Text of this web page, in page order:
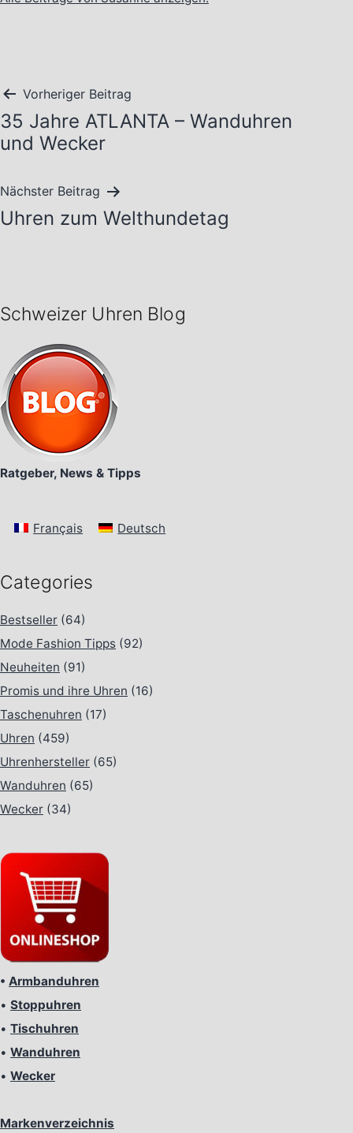
Beitragsnavigation
Vorheriger Beitrag
35 Jahre ATLANTA – Wanduhren
und Wecker
Nächster Beitrag
Uhren zum Welthundetag
Schweizer Uhren Blog
Ratgeber, News & Tipps
Français Deutsch
Categories
Bestseller (64)
Mode Fashion Tipps (92)
Neuheiten (91)
Promis und ihre Uhren (16)
Taschenuhren (17)
Uhren (459)
Uhrenhersteller (65)
Wanduhren (65)
Wecker (34)
• Armbanduhren
• Stoppuhren
• Tischuhren
• Wanduhren
• Wecker
Markenverzeichnis